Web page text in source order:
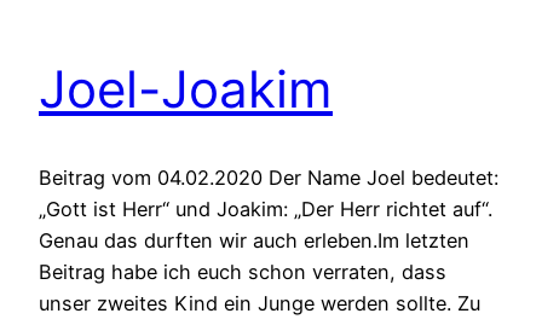
Joel-Joakim
Beitrag vom 04.02.2020 Der Name Joel bedeutet:
„Gott ist Herr“ und Joakim: „Der Herr richtet auf“.
Genau das durften wir auch erleben.Im letzten
Beitrag habe ich euch schon verraten, dass
unser zweites Kind ein Junge werden sollte. Zu